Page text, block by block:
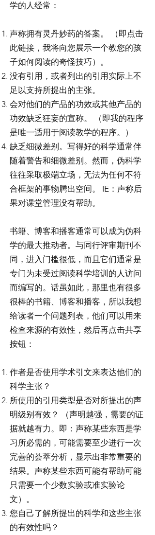
学的人经常：
声称拥有灵丹妙药的答案。 （即点击
此链接，我将向您展示一个教您的孩
子如何阅读的奇怪技巧）。
没有引用，或者列出的引用实际上不
足以支持所提出的主张。
会对他们的产品的功效或其他产品的
功效缺乏狂妄的宣称。 （即我的程序
是唯一适用于阅读教学的程序。）
缺乏细微差别。写得好的科学通常伴
随着警告和细微差别。然而，伪科学
往往采取极端立场，无法为任何不符
合框架的事物腾出空间。 IE：声称后
果对课堂管理没有帮助。
书籍、博客和播客通常可以成为伪科
学的最大推动者。与同行评审期刊不
同，进入门槛很低，而且它们通常是
专门为未受过阅读科学培训的人访问
而编写的。话虽如此，那里也有很多
很棒的书籍、博客和播客，所以我想
给读者一个问题列表，他们可以用来
检查来源的有效性，然后再点击共享
按钮：
作者是否使用学术引文来表达他们的
科学主张？
所使用的引用类型是否对所提出的声
明级别有效？ （声明越强，需要的证
据就越有力。即：声称某些东西是学
习所必需的，可能需要至少进行一次
完善的荟萃分析，显示出非常重要的
结果。声称某些东西可能有帮助可能
只需要一个少数实验或准实验论
文）。
您自己了解所提出的科学和这些主张
的有效性吗？